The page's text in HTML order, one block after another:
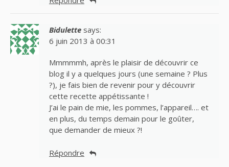
Bidulette says:
6 juin 2013 à 00:31
Mmmmmh, après le plaisir de découvrir ce
blog il y a quelques jours (une semaine ? Plus
?), je fais bien de revenir pour y découvrir
cette recette appétissante !
J’ai le pain de mie, les pommes, l’appareil…. et
en plus, du temps demain pour le goûter,
que demander de mieux ?!
Répondre